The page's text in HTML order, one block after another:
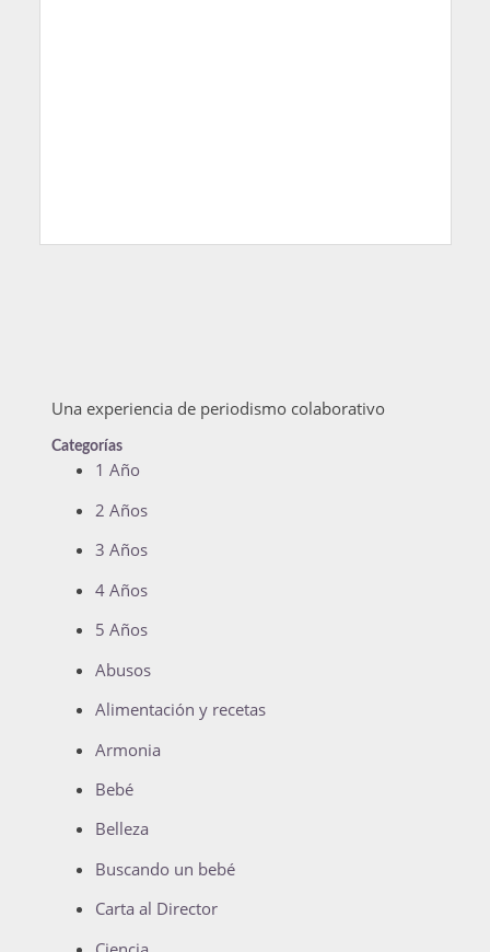
Una experiencia de periodismo colaborativo
Categorías
1 Año
2 Años
3 Años
4 Años
5 Años
Abusos
Alimentación y recetas
Armonia
Bebé
Belleza
Buscando un bebé
Carta al Director